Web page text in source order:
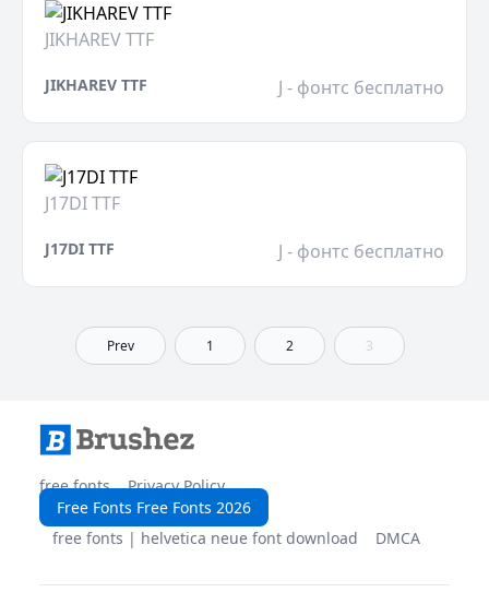
JIKHAREV TTF
JIKHAREV TTF J - фонтс бесплатно
J17DI TTF
J17DI TTF J - фонтс бесплатно
Prev 1 2 3
free fonts
Privacy Policy
Free Fonts Free Fonts 2026
free fonts | helvetica neue font download
DMCA